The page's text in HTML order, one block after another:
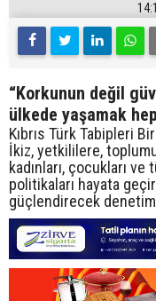
“Korkunun değil
ülkede yaşamak
Kıbrıs Türk Tabipleri
İkiz, yetkililere,
kadınları, çocukları
politikaları hayata
güçlendirecek denetim